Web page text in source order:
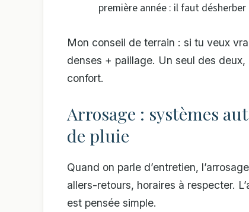
première année : il faut
Mon conseil de terrain : si tu veux
denses + paillage. Un seul des deux,
confort.
Arrosage : systèmes
de pluie
Quand on parle d’entretien,
allers-retours, horaires à respecter.
est pensée simple.